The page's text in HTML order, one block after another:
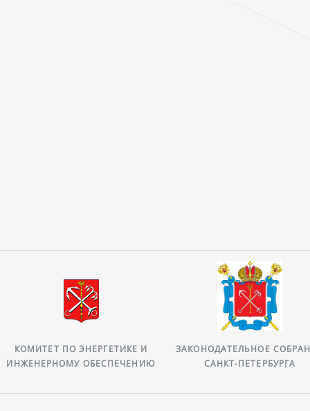
КОМИТЕТ ПО ЭНЕРГЕТИКЕ И
ИНЖЕНЕРНОМУ ОБЕСПЕЧЕНИЮ
ЗАКОНОДАТЕЛЬНОЕ
САНКТ-ПЕТЕРБУРГА